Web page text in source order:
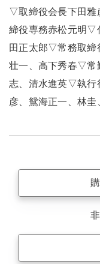
▽取締役会長下田
締役専務赤松元明▽
田正太郎▽常務取
壮一、高下秀春▽
志、清水進英▽執行
彦、鴛海正一、林圭